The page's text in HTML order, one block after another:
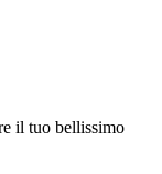
il tuo bellissimo